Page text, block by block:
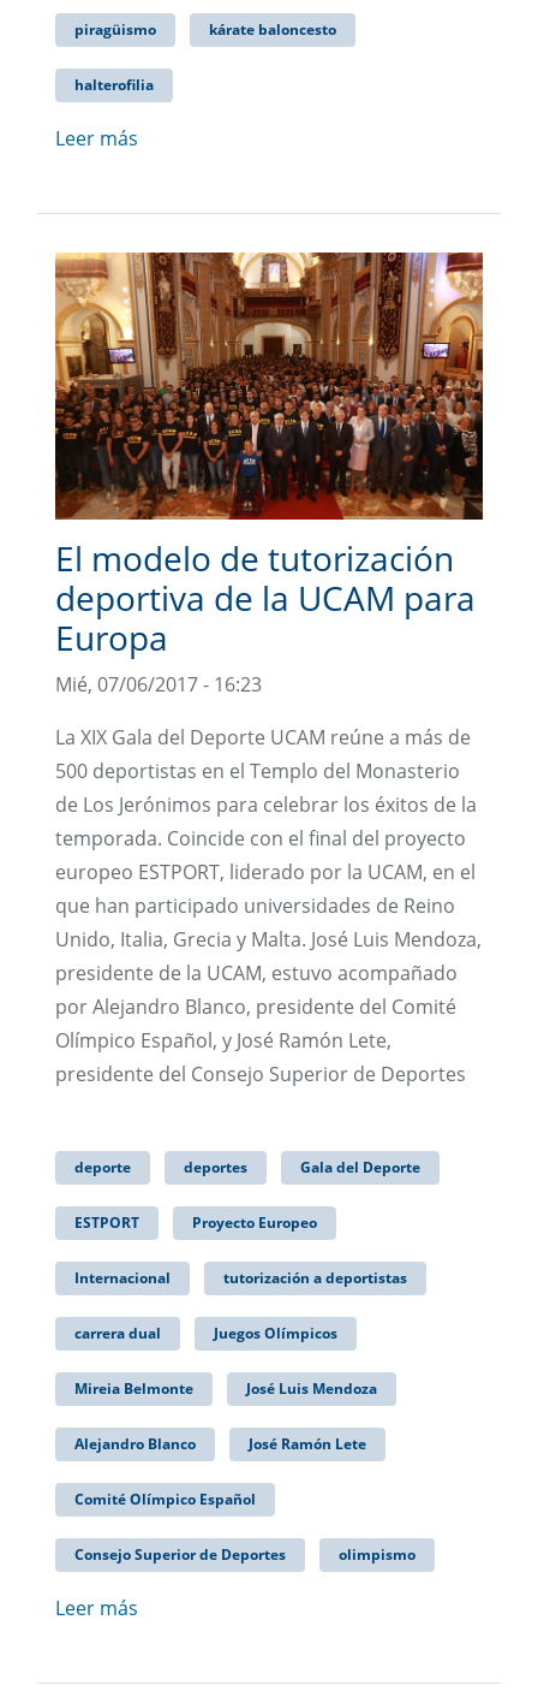
piragüismo kárate baloncesto
halterofilia
Leer más
El modelo de tutorización
deportiva de la UCAM para
Europa
Mié, 07/06/2017 - 16:23
La XIX Gala del Deporte UCAM reúne a más de
500 deportistas en el Templo del Monasterio
de Los Jerónimos para celebrar los éxitos de la
temporada. Coincide con el final del proyecto
europeo ESTPORT, liderado por la UCAM, en el
que han participado universidades de Reino
Unido, Italia, Grecia y Malta. José Luis Mendoza,
presidente de la UCAM, estuvo acompañado
por Alejandro Blanco, presidente del Comité
Olímpico Español, y José Ramón Lete,
presidente del Consejo Superior de Deportes
deporte deportes Gala del Deporte
ESTPORT Proyecto Europeo
Internacional tutorización a deportistas
carrera dual Juegos Olímpicos
Mireia Belmonte José Luis Mendoza
Alejandro Blanco José Ramón Lete
Comité Olímpico Español
Consejo Superior de Deportes olimpismo
Leer más